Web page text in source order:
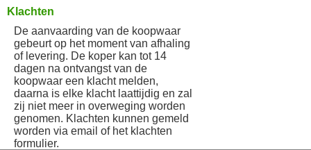
Klachten
De aanvaarding van de koopwaar
gebeurt op het moment van afhaling
of levering. De koper kan tot 14
dagen na ontvangst van de
koopwaar een klacht melden,
daarna is elke klacht laattijdig en zal
zij niet meer in overweging worden
genomen. Klachten kunnen gemeld
worden via email of het klachten
formulier.